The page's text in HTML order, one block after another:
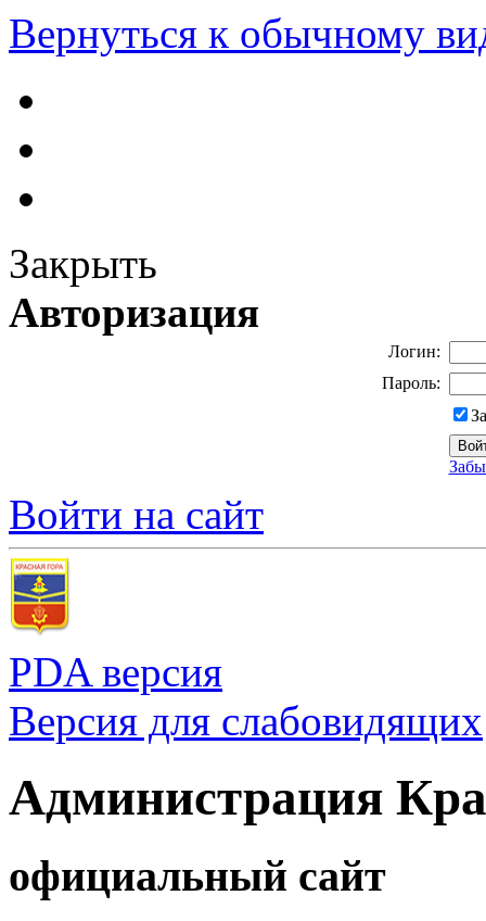
Вернуться к обычному
Закрыть
Авторизация
Логин:
Пароль:
Войти на сайт
PDA версия
Версия для слабовидящих
Администрация
официальный сайт